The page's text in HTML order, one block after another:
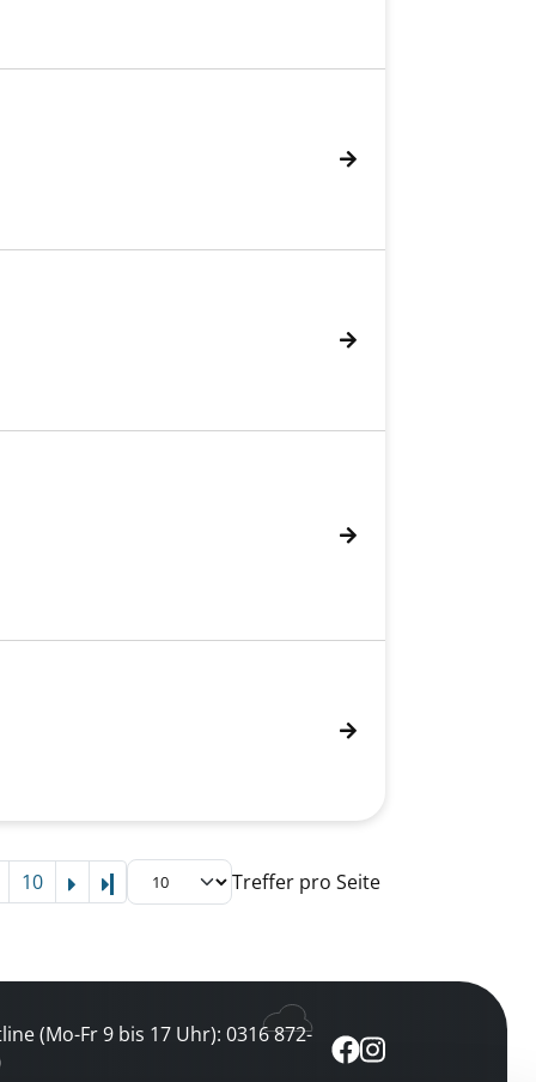
10 Letzte Seite Treffer pro Seite
(Mo-Fr 9 bis 17 Uhr): 0316 872-